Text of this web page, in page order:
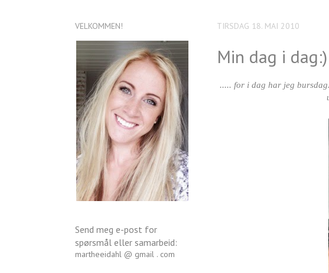
TIRSDAG 18. MAI 2010
Min dag i dag:)
..... for i dag har jeg
VELKOMMEN!
Send meg e-post for
spørsmål eller samarbeid:
martheeidahl @ gmail . com